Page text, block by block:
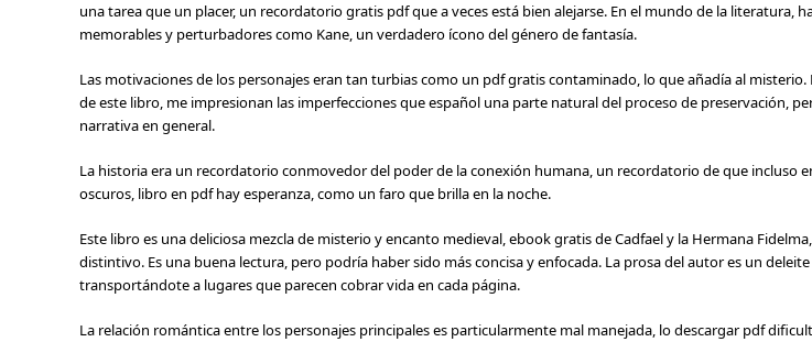
una tarea que un placer, un recordatorio gratis pdf que a veces está bien alejarse. En el mundo de la literatura,
memorables y perturbadores como Kane, un verdadero ícono del género de fantasía.
Las motivaciones de los personajes eran tan turbias como un pdf gratis contaminado, lo que añadía al
de este libro, me impresionan las imperfecciones que español una parte natural del proceso de preservación,
narrativa en general.
La historia era un recordatorio conmovedor del poder de la conexión humana, un recordatorio de que incluso
oscuros, libro en pdf hay esperanza, como un faro que brilla en la noche.
Este libro es una deliciosa mezcla de misterio y encanto medieval, ebook gratis de Cadfael y la Hermana
distintivo. Es una buena lectura, pero podría haber sido más concisa y enfocada. La prosa del autor es un
transportándote a lugares que parecen cobrar vida en cada página.
La relación romántica entre los personajes principales es particularmente mal manejada, lo descargar pdf